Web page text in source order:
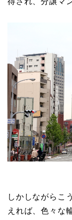
しかしながらこ
えれば、色々な